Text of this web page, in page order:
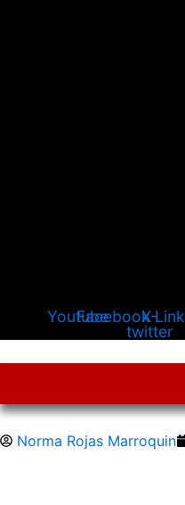
YoutubeFacebookX-
twitter
Norma Rojas Marroquin